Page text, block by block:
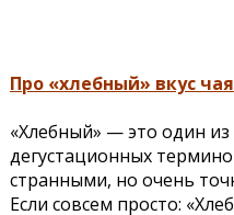
Про «хлебный» вкус чая
«Хлебный» — это один
дегустационных
странными, но очень
Если совсем просто: